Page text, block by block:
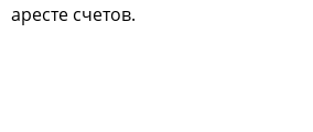
аресте счетов.